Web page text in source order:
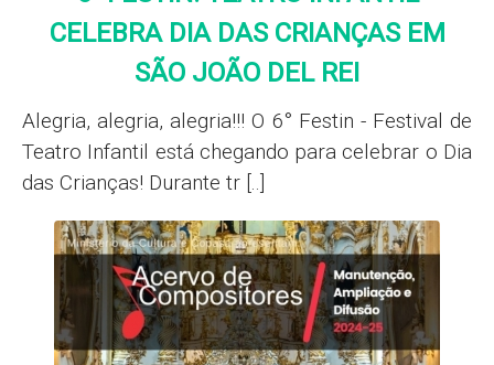
CELEBRA DIA DAS CRIANÇAS EM
SÃO JOÃO DEL REI
Alegria, alegria, alegria!!! O 6° Festin - Festival de
Teatro Infantil está chegando para celebrar o Dia
das Crianças! Durante tr [..]